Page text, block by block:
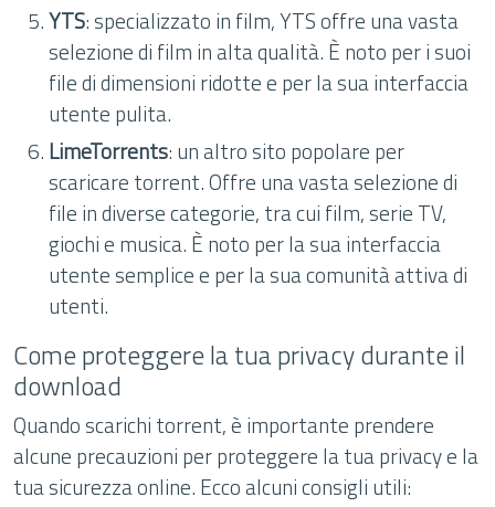
YTS: specializzato in film, YTS offre una vasta
selezione di film in alta qualità. È noto per i suoi
file di dimensioni ridotte e per la sua interfaccia
utente pulita.
LimeTorrents: un altro sito popolare per
scaricare torrent. Offre una vasta selezione di
file in diverse categorie, tra cui film, serie TV,
giochi e musica. È noto per la sua interfaccia
utente semplice e per la sua comunità attiva di
utenti.
Come proteggere la tua privacy durante il
download
Quando scarichi torrent, è importante prendere
alcune precauzioni per proteggere la tua privacy e la
tua sicurezza online. Ecco alcuni consigli utili: